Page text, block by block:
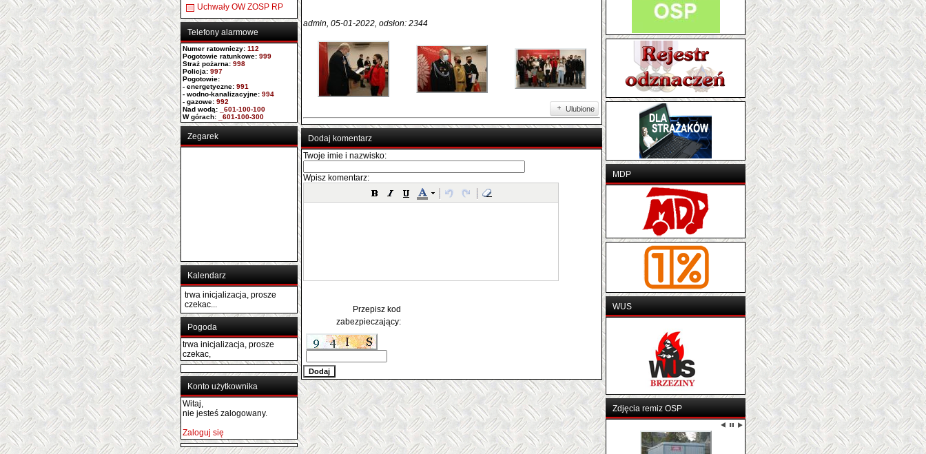
Uchwały OW ZOSP RP
Telefony alarmowe
Numer ratowniczy: 112
Pogotowie ratunkowe: 999
Straż pożarna: 998
Policja: 997
Pogotowie:
- energetyczne: 991
- wodno-kanalizacyjne: 994
- gazowe: 992
Nad wodą: _601-100-100
W górach: _601-100-300
Zegarek
Kalendarz
trwa inicjalizacja, prosze
czekac...
Pogoda
trwa inicjalizacja, prosze
czekac,
Konto użytkownika
Witaj,
nie jesteś zalogowany.
Zaloguj się
admin, 05-01-2022, odsłon: 2344
Ulubione
Dodaj komentarz
Twoje imie i nazwisko:
Wpisz komentarz:
Przepisz kod
zabezpieczający:
MDP
WUS
Zdjęcia remiz OSP